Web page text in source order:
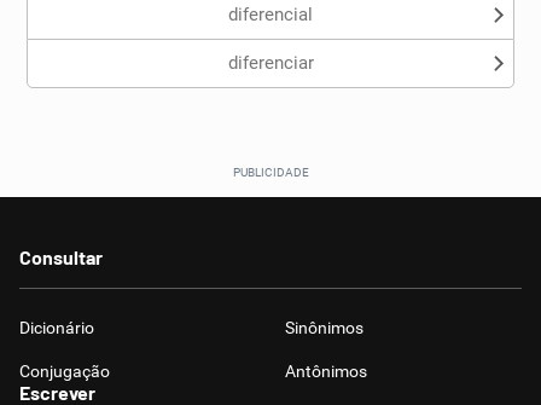
diferencial
diferenciar
Consultar
Dicionário Sinônimos
Conjugação Antônimos
Escrever